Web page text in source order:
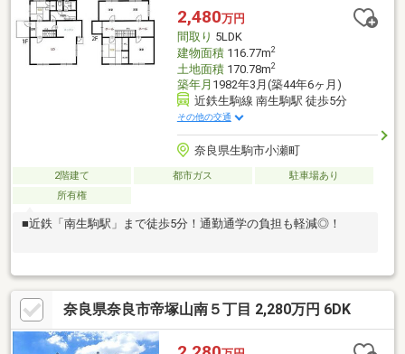
前面道路幅員は、約6.2mです。●第一種低層住居専用地域内に位
置しています。●壱分小学校まで徒歩7分(約550m)です。
2,480万円
間取り 5LDK
建物面積116.77m2
土地面積170.78m2
築年月 1982年3月(築44年6ヶ月)
近鉄生駒線 南生駒駅 徒歩5分
その他の交通
奈良県生駒市小瀬町
2階建て 都市ガス
駐車場あり
所有権
■近鉄「南生駒駅」まで徒歩5分！通勤通学の負担も軽減◎！
奈良県奈良市帝塚山南５丁目 2,280万円 6DK